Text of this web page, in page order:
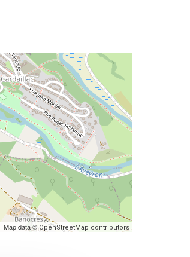
| Map data ©OpenStreetMap contributors